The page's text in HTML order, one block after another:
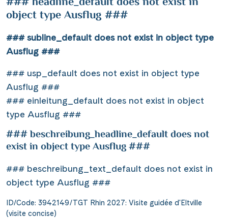
object type Ausflug ###
### subline_default does not exist in object type
Ausflug ###
### usp_default does not exist in object type
Ausflug ###
### einleitung_default does not exist in object
type Ausflug ###
### beschreibung_headline_default does not
exist in object type Ausflug ###
### beschreibung_text_default does not exist in
object type Ausflug ###
ID/Code: 3942149/TGT Rhin 2027: Visite guidée d'Eltville
(visite concise)